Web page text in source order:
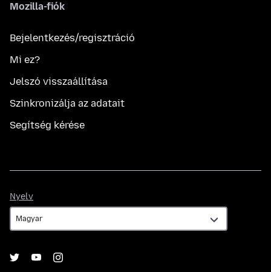
Mozilla-fiók
Bejelentkezés/regisztráció
Mi ez?
Jelszó visszaállítása
Szinkronizálja az adatait
Segítség kérése
Nyelv